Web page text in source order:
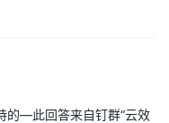
的—此回答来自钉群“云效